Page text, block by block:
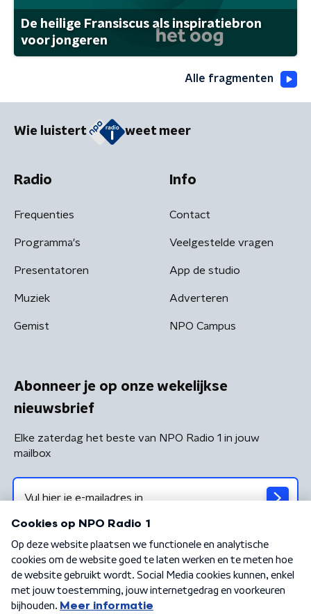
De heilige Fransiscus als inspiratiebron
voor jongeren
Alle fragmenten
Wie luistert weet meer
Radio
Frequenties
Programma's
Presentatoren
Muziek
Gemist
Info
Contact
Veelgestelde vragen
App de studio
Adverteren
NPO Campus
Abonneer je op onze wekelijkse
nieuwsbrief
Elke zaterdag het beste van NPO Radio 1 in jouw
mailbox
Algemene voorwaarden